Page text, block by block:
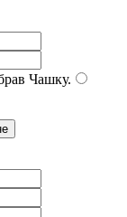
Чашку.